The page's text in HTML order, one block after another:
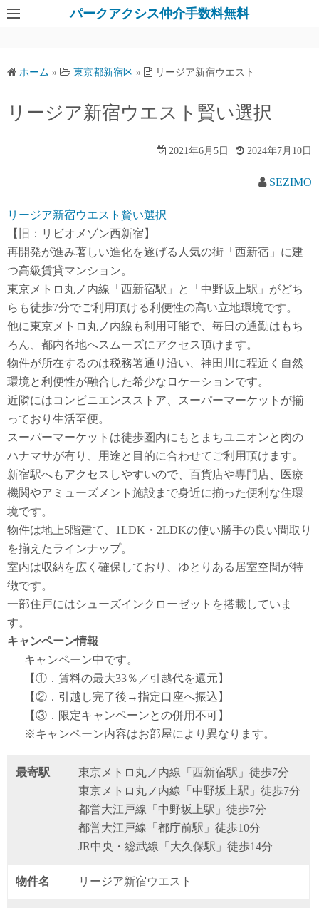
パークアクシス仲介手数料無料
ホーム » 東京都新宿区 » リージア新宿ウエスト
リージア新宿ウエスト賢い選択
2021年6月5日 2024年7月10日
SEZIMO
リージア新宿ウエスト賢い選択
【旧：リビオメゾン西新宿】
再開発が進み著しい進化を遂げる人気の街「西新宿」に建
つ高級賃貸マンション。
東京メトロ丸ノ内線「西新宿駅」と「中野坂上駅」がどち
らも徒歩7分でご利用頂ける利便性の高い立地環境です。
他に東京メトロ丸ノ内線も利用可能で、毎日の通勤はもち
ろん、都内各地へスムーズにアクセス頂けます。
物件が所在するのは税務署通り沿い、神田川に程近く自然
環境と利便性が融合した希少なロケーションです。
近隣にはコンビニエンスストア、スーパーマーケットが揃
っており生活至便。
スーパーマーケットは徒歩圏内にもとまちユニオンと肉の
ハナマサが有り、用途と目的に合わせてご利用頂けます。
新宿駅へもアクセスしやすいので、百貨店や専門店、医療
機関やアミューズメント施設まで身近に揃った便利な住環
境です。
物件は地上5階建て、1LDK・2LDKの使い勝手の良い間取り
を揃えたラインナップ。
室内は収納を広く確保しており、ゆとりある居室空間が特
徴です。
一部住戸にはシューズインクローゼットを搭載していま
す。
キャンペーン情報
キャンペーン中です。
【①．賃料の最大33％／引越代を還元】
【②．引越し完了後→指定口座へ振込】
【③．限定キャンペーンとの併用不可】
※キャンペーン内容はお部屋により異なります。
最寄駅
東京メトロ丸ノ内線「西新宿駅」徒歩7分
東京メトロ丸ノ内線「中野坂上駅」徒歩7分
都営大江戸線「中野坂上駅」徒歩7分
都営大江戸線「都庁前駅」徒歩10分
JR中央・総武線「大久保駅」徒歩14分
物件名 リージア新宿ウエスト